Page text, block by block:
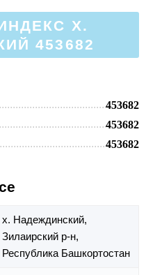
Х.
453682
453682
453682
453682
х. Надеждинский,
Зилаирский р-н,
Республика Башкортостан